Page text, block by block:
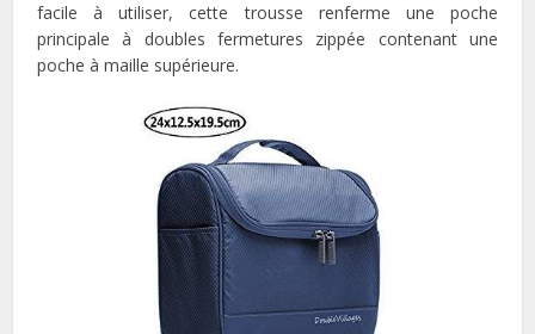
facile à utiliser, cette trousse renferme une poche
principale à doubles fermetures zippée contenant une
poche à maille supérieure.